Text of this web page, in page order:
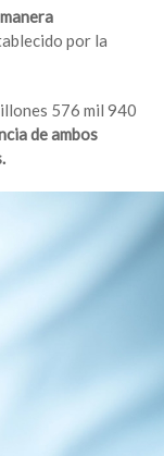
por la
576 mil 940
de ambos